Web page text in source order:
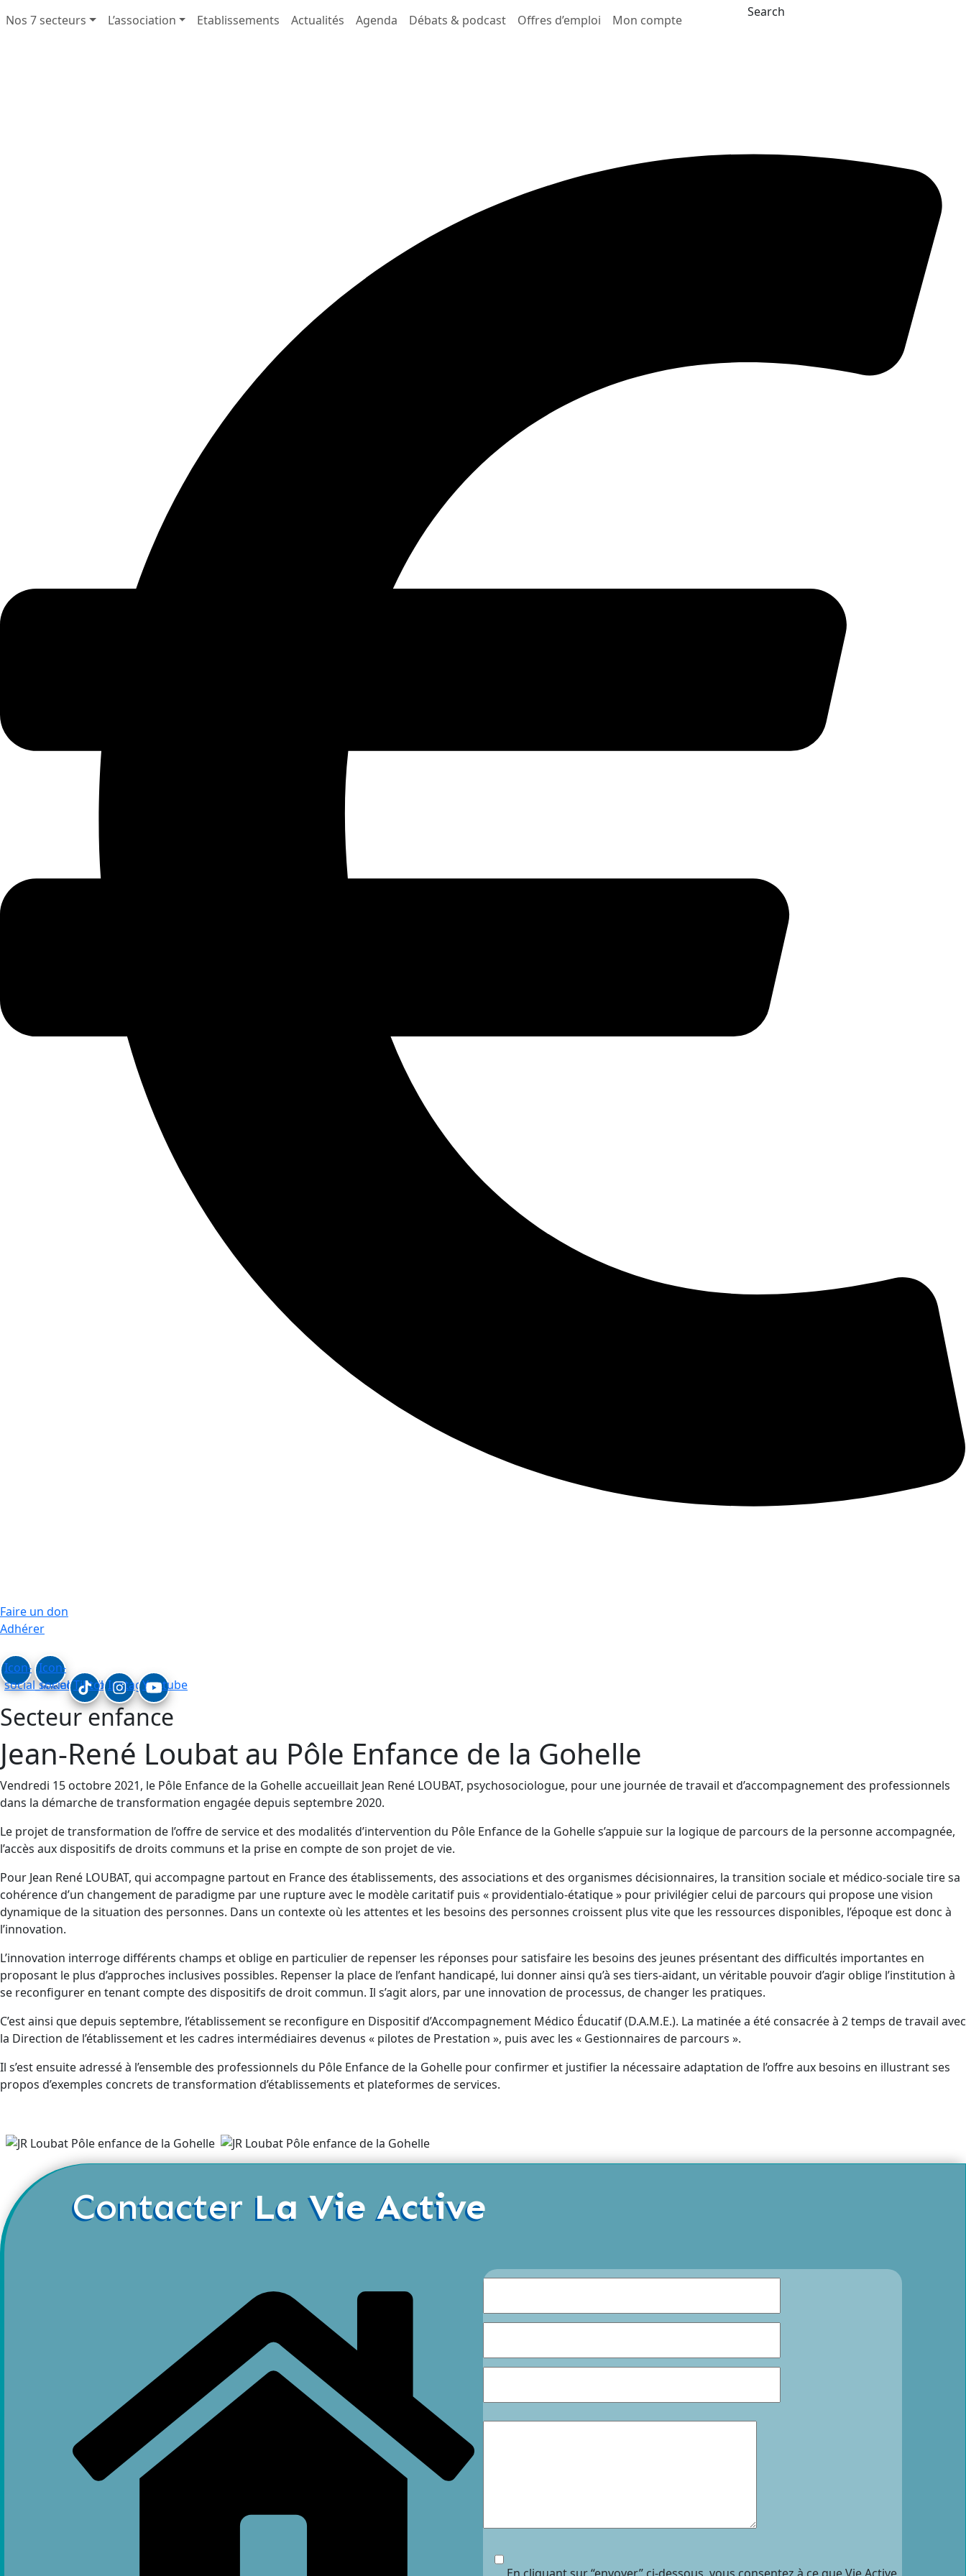
Nos 7 secteurs L’association Etablissements Actualités Agenda Débats & podcast Offres d’emploi Mon compte
Faire un don
Adhérer
Icon-
social_linkedin
Icon-
social_facebook
TiktokInstagramYoutube
Search
Secteur enfance
Jean-René Loubat au Pôle Enfance de la Gohelle
Vendredi 15 octobre 2021, le Pôle Enfance de la Gohelle accueillait Jean René LOUBAT, psychosociologue, pour une journée de travail et d’accompagnement des professionnels
dans la démarche de transformation engagée depuis septembre 2020.
Le projet de transformation de l’offre de service et des modalités d’intervention du Pôle Enfance de la Gohelle s’appuie sur la logique de parcours de la personne accompagnée,
l’accès aux dispositifs de droits communs et la prise en compte de son projet de vie.
Pour Jean René LOUBAT, qui accompagne partout en France des établissements, des associations et des organismes décisionnaires, la transition sociale et médico-sociale tire sa
cohérence d’un changement de paradigme par une rupture avec le modèle caritatif puis « providentialo-étatique » pour privilégier celui de parcours qui propose une vision
dynamique de la situation des personnes. Dans un contexte où les attentes et les besoins des personnes croissent plus vite que les ressources disponibles, l’époque est donc à
l’innovation.
L’innovation interroge différents champs et oblige en particulier de repenser les réponses pour satisfaire les besoins des jeunes présentant des difficultés importantes en
proposant le plus d’approches inclusives possibles. Repenser la place de l’enfant handicapé, lui donner ainsi qu’à ses tiers-aidant, un véritable pouvoir d’agir oblige l’institution à
se reconfigurer en tenant compte des dispositifs de droit commun. Il s’agit alors, par une innovation de processus, de changer les pratiques.
C’est ainsi que depuis septembre, l’établissement se reconfigure en Dispositif d’Accompagnement Médico Éducatif (D.A.M.E.). La matinée a été consacrée à 2 temps de travail avec
la Direction de l’établissement et les cadres intermédiaires devenus « pilotes de Prestation », puis avec les « Gestionnaires de parcours ».
Il s’est ensuite adressé à l’ensemble des professionnels du Pôle Enfance de la Gohelle pour confirmer et justifier la nécessaire adaptation de l’offre aux besoins en illustrant ses
propos d’exemples concrets de transformation d’établissements et plateformes de services.
Contacter La Vie Active